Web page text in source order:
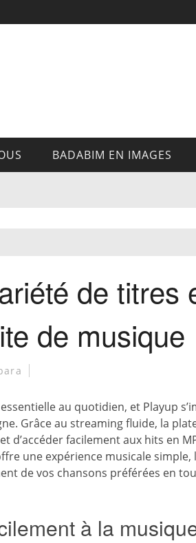
BADABIM EN IMAGES
de titres
de musique
au quotidien, et Playup
Grâce au streaming fluide, la
d’accéder facilement aux hits en
une expérience musicale simple,
de vos chansons préférées en
à la